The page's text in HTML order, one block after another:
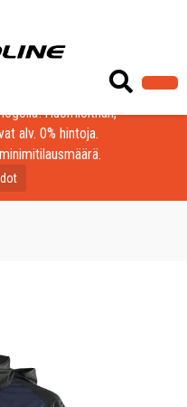
seurasi tai
Huomioithan,
alv. 0% hintoja.